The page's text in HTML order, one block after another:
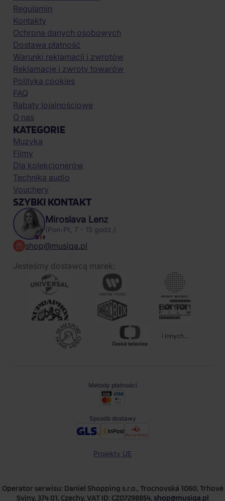
Regulamin
Kontakty
Ochrona danych osobowych
Dostawa płatność
Warunki reklamacji i zwrotów
Reklamacje i zwroty towarów
Polityka cookies
FAQ
Rabaty lojalnościowe
O nas
KATEGORIE
Muzyka
Filmy
Dla kolekcjonerów
Technika audio
Vouchery
SZYBKI KONTAKT
Miroslava Lenz
(Pon-Pt, 7 - 15 godz.)
shop@musiqa.pl
Jesteśmy dostawcą marek:
i innych...
Metody płatności
Sposób dostawy
Projekty UE
Operator serwisu: Daniel Shopping s.r.o., Trocnovská 1060, Trhové
Sviny, 374 01, Czechy, VAT ID: CZ07298854, shop@musiqa.pl